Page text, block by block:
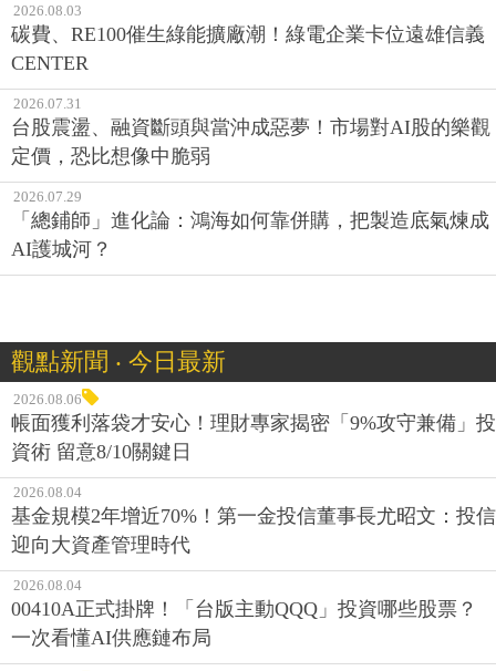
2026.08.03
碳費、RE100催生綠能擴廠潮！綠電企業卡位遠雄信義
CENTER
2026.07.31
台股震盪、融資斷頭與當沖成惡夢！市場對AI股的樂觀
定價，恐比想像中脆弱
2026.07.29
「總鋪師」進化論：鴻海如何靠併購，把製造底氣煉成
AI護城河？
觀點新聞 ‧ 今日最新
2026.08.06
帳面獲利落袋才安心！理財專家揭密「9%攻守兼備」投
資術 留意8/10關鍵日
2026.08.04
基金規模2年增近70%！第一金投信董事長尤昭文：投信
迎向大資產管理時代
2026.08.04
00410A正式掛牌！「台版主動QQQ」投資哪些股票？
一次看懂AI供應鏈布局